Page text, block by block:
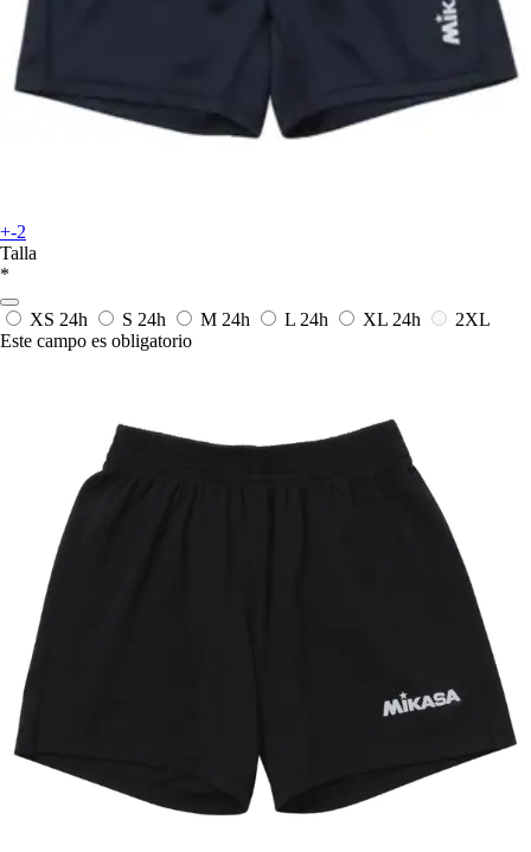
+-2
Talla
*
XS 24h S 24h M 24h L 24h XL 24h
2XL
Este campo es obligatorio